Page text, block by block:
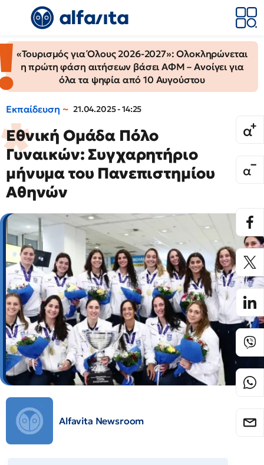
«Τουρισμός για Όλους 2026-2027»: Ολοκληρώνεται
η πρώτη φάση αιτήσεων βάσει ΑΦΜ – Ανοίγει για
όλα τα ψηφία από 10 Αυγούστου
Εκπαίδευση 21.04.2025 - 14:25
Εθνική Ομάδα Πόλο
Γυναικών: Συγχαρητήριο
μήνυμα του Πανεπιστημίου
Αθηνών
Alfavita Newsroom